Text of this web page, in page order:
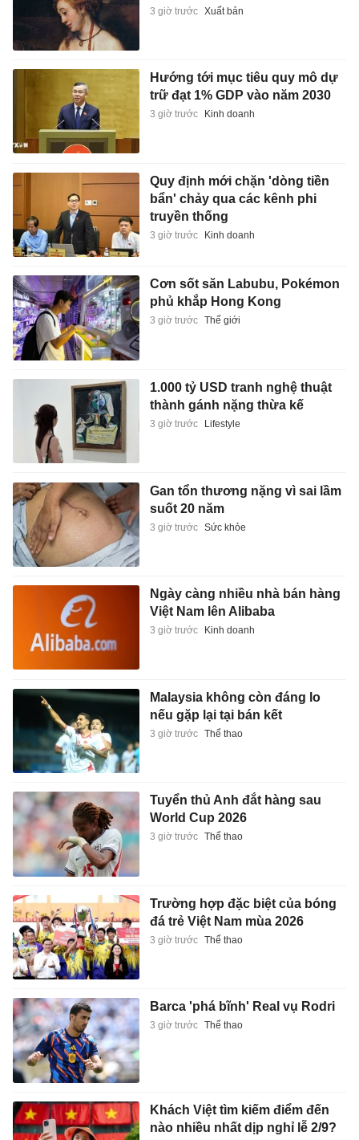
3 giờ trước Xuất bản
Hướng tới mục tiêu quy mô dự
trữ đạt 1% GDP vào năm 2030
3 giờ trước Kinh doanh
Quy định mới chặn 'dòng tiền
bẩn' chảy qua các kênh phi
truyền thống
3 giờ trước Kinh doanh
Cơn sốt săn Labubu, Pokémon
phủ khắp Hong Kong
3 giờ trước Thế giới
1.000 tỷ USD tranh nghệ thuật
thành gánh nặng thừa kế
3 giờ trước Lifestyle
Gan tổn thương nặng vì sai lầm
suốt 20 năm
3 giờ trước Sức khỏe
Ngày càng nhiều nhà bán hàng
Việt Nam lên Alibaba
3 giờ trước Kinh doanh
Malaysia không còn đáng lo
nếu gặp lại tại bán kết
3 giờ trước Thể thao
Tuyển thủ Anh đắt hàng sau
World Cup 2026
3 giờ trước Thể thao
Trường hợp đặc biệt của bóng
đá trẻ Việt Nam mùa 2026
3 giờ trước Thể thao
Barca 'phá bĩnh' Real vụ Rodri
3 giờ trước Thể thao
Khách Việt tìm kiếm điểm đến
nào nhiều nhất dịp nghỉ lễ 2/9?